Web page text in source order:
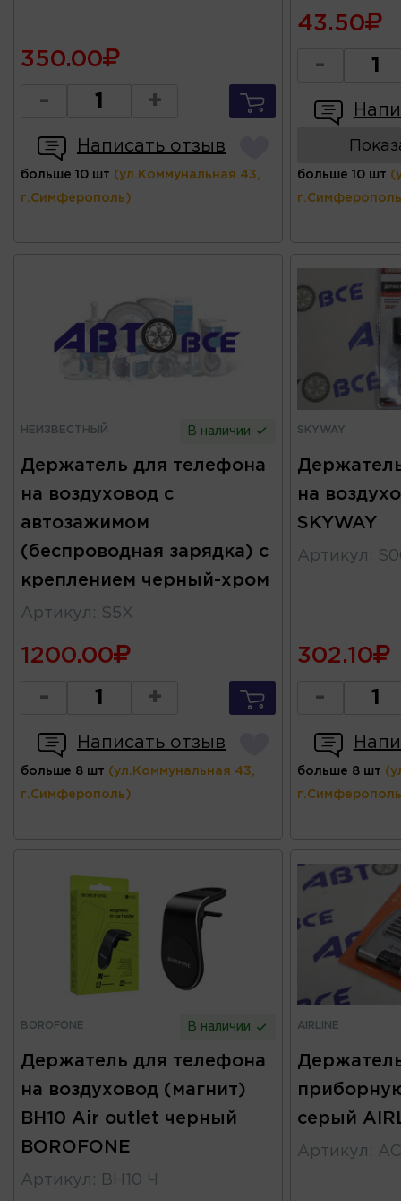
350.00
- +
Написать отзыв
больше 10 шт (ул.Коммунальная 43,
г.Симферополь)
43.50
-
больше 10 шт
НЕИЗВЕСТНЫЙ В наличии
Держатель для телефона
на воздуховод с
автозажимом
(беспроводная зарядка) с
креплением черный-хром
Артикул : S5X
1200.00
- +
Написать отзыв
больше 8 шт (ул.Коммунальная 43,
г.Симферополь)
SKYWAY
на
SKYWAY
Артикул :
302.10
-
больше 8 шт
BOROFONE В наличии
Держатель для телефона
на воздуховод (магнит)
BH10 Air outlet черный
BOROFONE
Артикул : BH10 Ч
AIRLINE
серый
Артикул :